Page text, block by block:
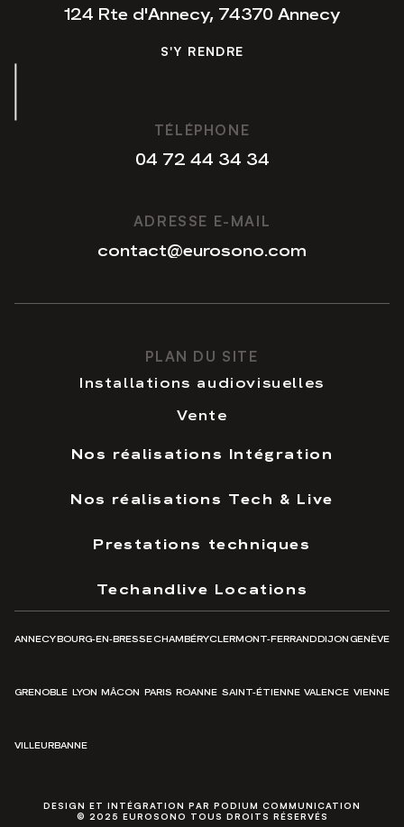
124 Rte d'Annecy, 74370 Annecy
S'Y RENDRE
TÉLÉPHONE
04 72 44 34 34
ADRESSE E-MAIL
contact@eurosono.com
contact@eurosono.com
PLAN DU SITE
Installations audiovisuelles
Vente
Nos réalisations Intégration
Nos réalisations Tech & Live
Prestations techniques
Techandlive Locations
ANNECYBOURG-EN-BRESSECHAMBÉRYCLERMONT-FERRANDDIJONGENÈVE
GRENOBLE LYON MÂCON PARIS ROANNE SAINT-ÉTIENNE VALENCE VIENNE
VILLEURBANNE
DESIGN ET INTÉGRATION PAR PODIUM COMMUNICATION
© 2025 EUROSONO TOUS DROITS RÉSERVÉS